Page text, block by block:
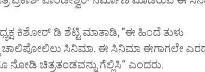
ಕಿಶೋರ್ ಡಿ ಶೆಟ್ಟಿ ಮಾತಾಡಿ, ”ಈ ಹಿಂದೆ ತುಳು
ಚಾಲಿಪೋಲಿಲು ಸಿನಿಮಾ. ಈ ಸಿನಿಮಾ ಈಗಾಗಲೇ
ನೋಡಿ ಚಿತ್ರತಂಡವನ್ನು ಗೆಲ್ಲಿಸಿ“ ಎಂದರು.